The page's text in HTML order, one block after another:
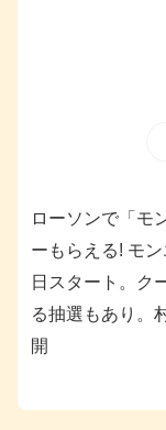
ローソンで「モ
ーもらえる! モ
日スタート。ク
る抽選もあり。
開